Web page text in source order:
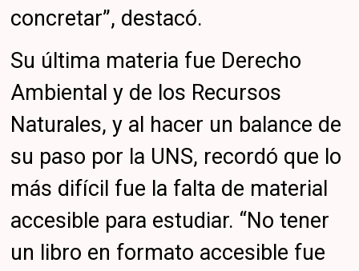
concretar”, destacó.
Su última materia fue Derecho
Ambiental y de los Recursos
Naturales, y al hacer un balance de
su paso por la UNS, recordó que lo
más difícil fue la falta de material
accesible para estudiar. “No tener
un libro en formato accesible fue